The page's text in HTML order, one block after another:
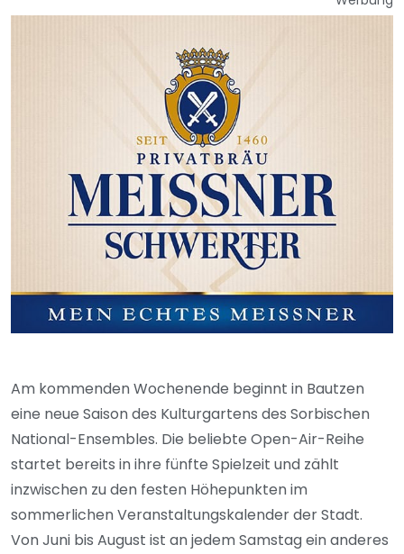
Am kommenden Wochenende beginnt in Bautzen
eine neue Saison des Kulturgartens des Sorbischen
National-Ensembles. Die beliebte Open-Air-Reihe
startet bereits in ihre fünfte Spielzeit und zählt
inzwischen zu den festen Höhepunkten im
sommerlichen Veranstaltungskalender der Stadt.
Von Juni bis August ist an jedem Samstag ein anderes